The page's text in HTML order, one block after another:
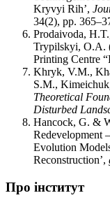
Kryvyi Rih’,
34(2), pp.
Prodaivoda,
Trypilskyi, O.A.
Printing Centre
Khryk, V.M.,
S.M.,
Theoretical
Disturbed
Hancock, G. &
Redevelopment
Evolution
Reconstruction’,
Про інститут